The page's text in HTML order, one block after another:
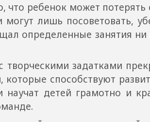
может потерять
лишь посоветовать,
определенные занятия
задатками
которые способствуют
научат детей грамотно и